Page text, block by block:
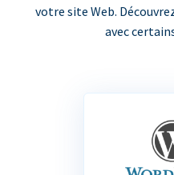
votre site Web.
avec